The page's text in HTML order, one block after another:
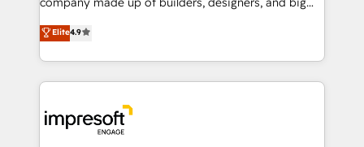
Platform Migration Excellence. • Top 3 Partner of the
Year LATAM 2022, 2023, 2024, 2025. • Partner of the
business with HubSpot? Let Cebra’s experts help
you grow faster, smarter, and with impact.
thinkers. We blend strategy, design, and
development—always fueled by curiosity—to turn
ideas, opportunities, and challenges into meaningful
experiences. To us, technology is more than just
and—most importantly—simple. That’s why we lean
into bold ideas and shape them into thoughtful
Elite4.9